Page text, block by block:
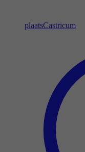
plaatsCastricum